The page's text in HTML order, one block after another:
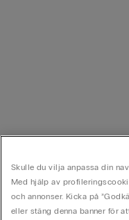
Skulle du vilja anpassa din
Med hjälp av
och annonser. Kicka på
eller stäng denna banner för